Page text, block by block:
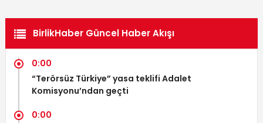
BirlikHaber Güncel Haber Akışı
0:00
“Terörsüz Türkiye” yasa teklifi Adalet
Komisyonu’ndan geçti
0:00